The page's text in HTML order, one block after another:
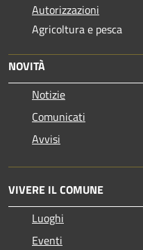
Autorizzazioni
Agricoltura e pesca
NOVITÀ
Notizie
Comunicati
Avvisi
VIVERE IL COMUNE
Luoghi
Eventi